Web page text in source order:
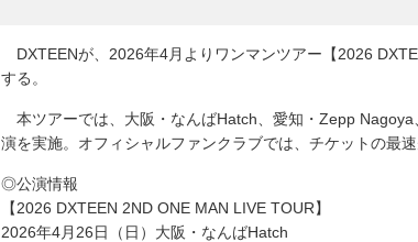
DXTEENが、2026年4月よりワンマンツアー【2026
する。
本ツアーでは、大阪・なんばHatch、愛知・Zepp
演を実施。オフィシャルファンクラブでは、チケットの最
◎公演情報
【2026 DXTEEN 2ND ONE MAN LIVE TOUR】
2026年4月26日（日）大阪・なんばHatch